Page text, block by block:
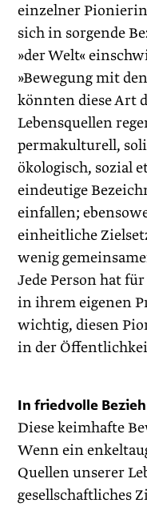
einzelner
sich in sorgende
»der Welt«
»Bewegung mit
könnten diese Art
Lebensquellen
permakulturell,
ökologisch, sozial
eindeutige
einfallen;
einheitliche
wenig
Jede Person hat
in ihrem eigenen
wichtig, diesen
in der
In friedvolle
Diese keimhafte
Wenn ein
Quellen unserer
gesellschaftliches